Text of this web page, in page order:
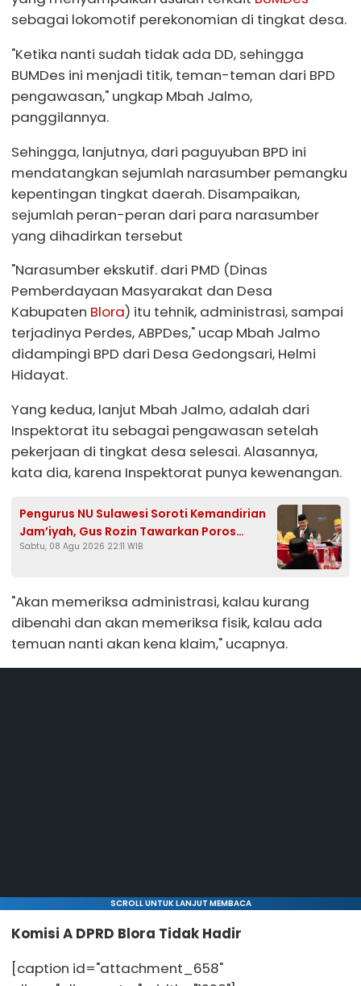
sebagai lokomotif perekonomian di tingkat desa.
"Ketika nanti sudah tidak ada DD, sehingga
BUMDes ini menjadi titik, teman-teman dari BPD
pengawasan," ungkap Mbah Jalmo,
panggilannya.
Sehingga, lanjutnya, dari paguyuban BPD ini
mendatangkan sejumlah narasumber pemangku
kepentingan tingkat daerah. Disampaikan,
sejumlah peran-peran dari para narasumber
yang dihadirkan tersebut
"Narasumber ekskutif. dari PMD (Dinas
Pemberdayaan Masyarakat dan Desa
Kabupaten Blora) itu tehnik, administrasi, sampai
terjadinya Perdes, ABPDes," ucap Mbah Jalmo
didampingi BPD dari Desa Gedongsari, Helmi
Hidayat.
Yang kedua, lanjut Mbah Jalmo, adalah dari
Inspektorat itu sebagai pengawasan setelah
pekerjaan di tingkat desa selesai. Alasannya,
kata dia, karena Inspektorat punya kewenangan.
Pengurus NU Sulawesi Soroti Kemandirian
Jam’iyah, Gus Rozin Tawarkan Poros
Tengah hingga Penguatan Pesantren
Sabtu, 08 Agu 2026 22:11 WIB
"Akan memeriksa administrasi, kalau kurang
dibenahi dan akan memeriksa fisik, kalau ada
temuan nanti akan kena klaim," ucapnya.
SCROLL UNTUK LANJUT MEMBACA
Komisi A DPRD Blora Tidak Hadir
[caption id="attachment_658"